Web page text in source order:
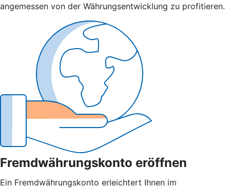
angemessen von der Währungsentwicklung zu profitieren.
Fremdwährungskonto eröffnen
Ein Fremdwährungskonto erleichtert Ihnen im